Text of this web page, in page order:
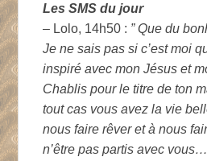
Les SMS du jour
– Lolo, 14h50 : ” Que du
Je ne sais pas si c’est moi
inspiré avec mon Jésus et
Chablis pour le titre de ton
tout cas vous avez la vie
nous faire rêver et à nous
n’être pas partis avec